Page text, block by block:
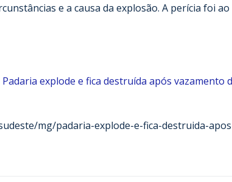
e a causa da explosão. A perícia foi
Padaria explode e fica destruída após vazamento
mg/padaria-explode-e-fica-destruida-